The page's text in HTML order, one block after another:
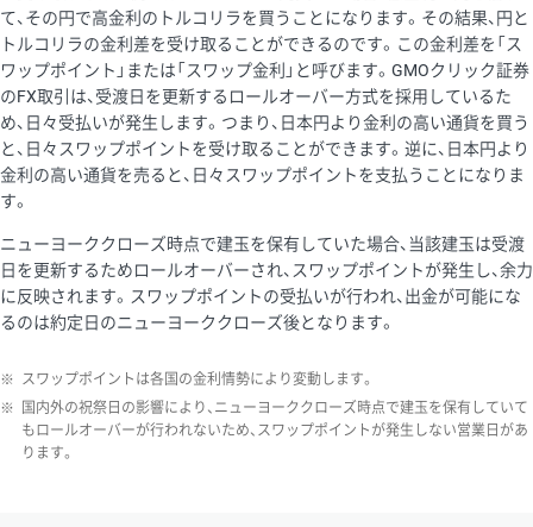
て、その円で高金利のトルコリラを買うことになります。その結果、円と
トルコリラの金利差を受け取ることができるのです。この金利差を「ス
ワップポイント」または「スワップ金利」と呼びます。GMOクリック証券
のFX取引は、受渡日を更新するロールオーバー方式を採用しているた
め、日々受払いが発生します。つまり、日本円より金利の高い通貨を買う
と、日々スワップポイントを受け取ることができます。逆に、日本円より
金利の高い通貨を売ると、日々スワップポイントを支払うことになりま
す。
ニューヨーククローズ時点で建玉を保有していた場合、当該建玉は受渡
日を更新するためロールオーバーされ、スワップポイントが発生し、余力
に反映されます。スワップポイントの受払いが行われ、出金が可能にな
るのは約定日のニューヨーククローズ後となります。
※ スワップポイントは各国の金利情勢により変動します。
※
国内外の祝祭日の影響により、ニューヨーククローズ時点で建玉を保有していて
もロールオーバーが行われないため、スワップポイントが発生しない営業日があ
ります。